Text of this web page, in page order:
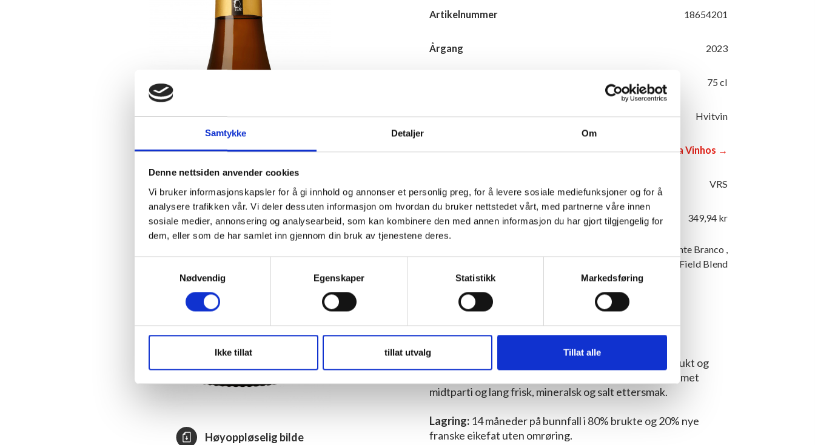
Samtykke Detaljer Om
Denne nettsiden anvender cookies
Vi bruker informasjonskapsler for å gi innhold og annonser et personlig preg, for å levere sosiale mediefunksjoner og for å
analysere trafikken vår. Vi deler dessuten informasjon om hvordan du bruker nettstedet vårt, med partnerne våre innen
sosiale medier, annonsering og analysearbeid, som kan kombinere den med annen informasjon du har gjort tilgjengelig for
dem, eller som de har samlet inn gjennom din bruk av tjenestene deres.
Nødvendig
Egenskaper Statistikk Markedsføring
Ikke tillat tillat utvalg Tillat alle
Høyoppløselig bilde
Artikelnummer 18654201
Årgang 2023
75 cl
Type Hvitvin
Produsent Fitapreta Vinhos →
VRS
Pris 349,94 kr
Druetyper
5% Alicante Branco ,
26% Field Blend
Aperitiff Skalldyr Fisk Lyst kjøtt Svin
Intens og kompleks aroma av grapefrukt og
appelsinskall. Strukturert i anslaget i munnen med kremet
midtparti og lang frisk, mineralsk og salt ettersmak.
Lagring: 14 måneder på bunnfall i 80% brukte og 20% nye
franske eikefat uten omrøring.